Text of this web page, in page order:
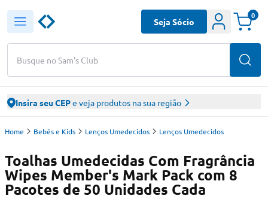
Busque no Sam's Club
Seja Sócio
0
Insira seu CEPe veja produtos na sua região
Home Bebês e Kids Lenços Umedecidos Lenços Umedecidos
Toalhas Umedecidas Com Fragrância
Wipes Member's Mark Pack com 8
Pacotes de 50 Unidades Cada